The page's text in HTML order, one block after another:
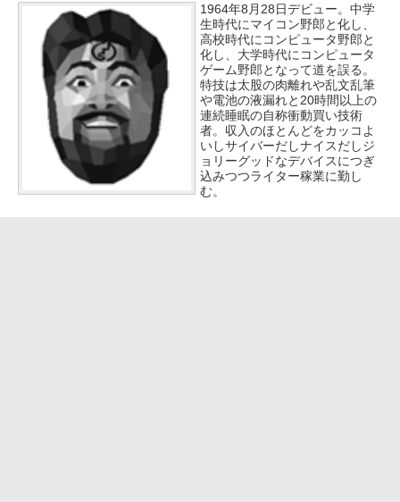
1964年8月28日デビュー。中学
生時代にマイコン野郎と化し、
高校時代にコンピュータ野郎と
化し、大学時代にコンピュータ
ゲーム野郎となって道を誤る。
特技は太股の肉離れや乱文乱筆
や電池の液漏れと20時間以上の
連続睡眠の自称衝動買い技術
者。収入のほとんどをカッコよ
いしサイバーだしナイスだしジ
ョリーグッドなデバイスにつぎ
込みつつライター稼業に勤し
む。